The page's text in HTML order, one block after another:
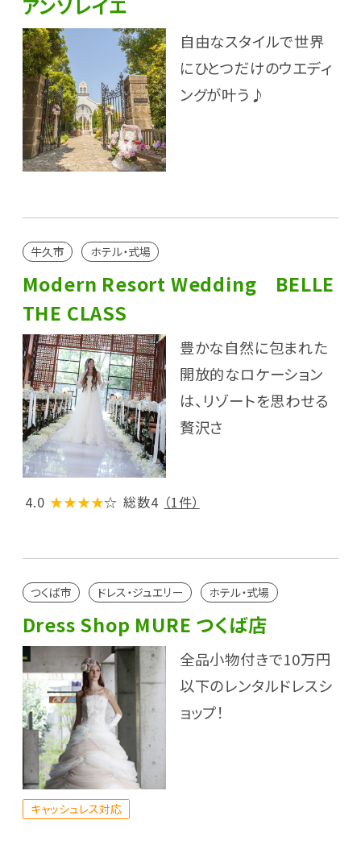
アンソレイエ
自由なスタイルで世界
にひとつだけのウエディ
ングが叶う♪
牛久市 ホテル・式場
Modern Resort Wedding BELLE
THE CLASS
豊かな自然に包まれた
開放的なロケーション
は、リゾートを思わせる
贅沢さ
4.0 ★★★★☆ 総数4 （1件）
つくば市 ドレス・ジュエリー ホテル・式場
Dress Shop MURE つくば店
全品小物付きで10万円
以下のレンタルドレスシ
ョップ！
キャッシュレス対応